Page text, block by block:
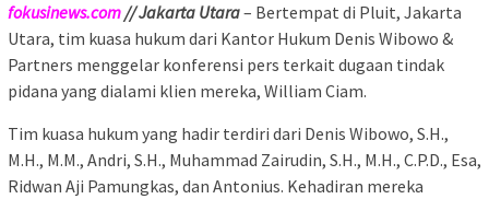
fokusinews.com// Jakarta Utara– Bertempat di Pluit, Jakarta
Utara, tim kuasa hukum dari Kantor Hukum Denis Wibowo &
Partners menggelar konferensi pers terkait dugaan tindak
pidana yang dialami klien mereka, William Ciam.
Tim kuasa hukum yang hadir terdiri dari Denis Wibowo, S.H.,
M.H., M.M., Andri, S.H., Muhammad Zairudin, S.H., M.H., C.P.D., Esa,
Ridwan Aji Pamungkas, dan Antonius. Kehadiran mereka